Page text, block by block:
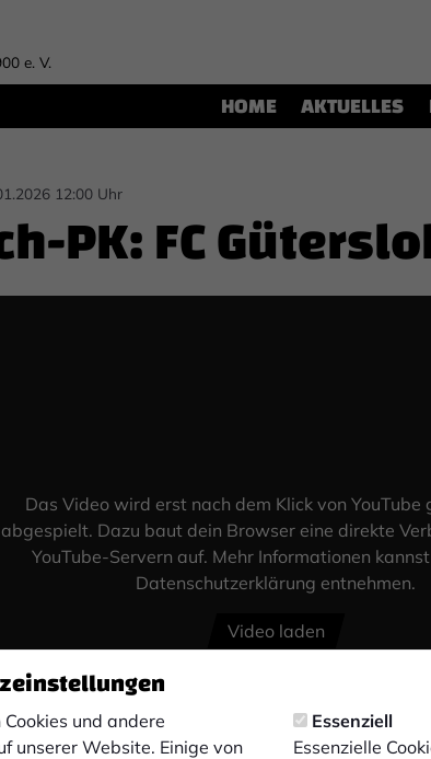
und andere
unserer Website. Einige von
Essenziell
Essenzielle
e. V.
HOME AKTUELLES
12:00 Uhr
PK: FC
Das Video wird erst nach dem Klick von YouTube
abgespielt. Dazu baut dein Browser eine direkte
YouTube-Servern auf. Mehr Informationen
Datenschutzerklärung entnehmen.
Video laden